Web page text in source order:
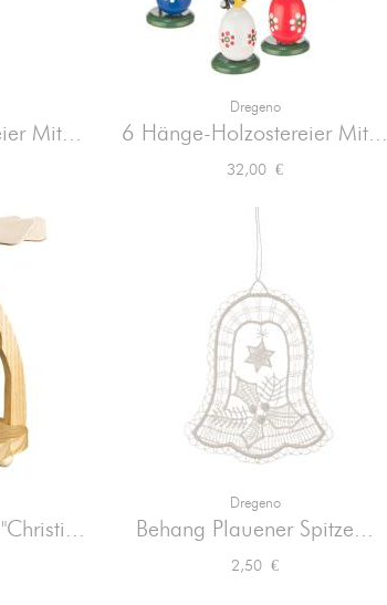
Mit...
Dregeno
6 Hänge-Holzostereier Mit...
Preis
32,00 €
Vorschau
Dregeno
Behang Plauener Spitze...
Preis
2,50 €
Vorschau